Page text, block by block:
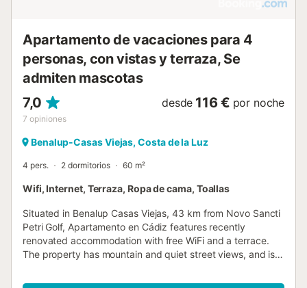
Apartamento de vacaciones para 4
personas, con vistas y terraza, Se
admiten mascotas
7,0
7 opiniones
desde 116 € por noche
Benalup-Casas Viejas, Costa de la Luz
4 pers. 2 dormitorios 60 m²
Wifi, Internet, Terraza, Ropa de cama, Toallas
Situated in Benalup Casas Viejas, 43 km from Novo Sancti
Petri Golf, Apartamento en Cádiz features recently
renovated accommodation with free WiFi and a terrace.
The property has mountain and quiet street views, and is